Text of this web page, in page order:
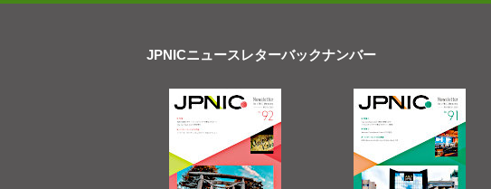
JPNICニュースレターバックナンバー